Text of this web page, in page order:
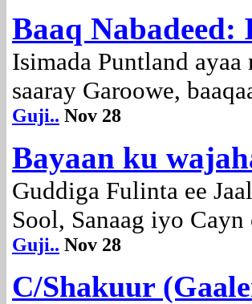
Baaq
Isimada Puntland ayaa
saaray Garoowe,
Guji.. Nov 28
Bayaan ku
Guddiga Fulinta ee
Sool, Sanaag iyo
Guji.. Nov 28
C/Shakuur